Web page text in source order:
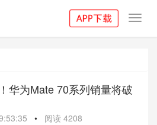
华为Mate 70系列销量将破
• 阅读 4208